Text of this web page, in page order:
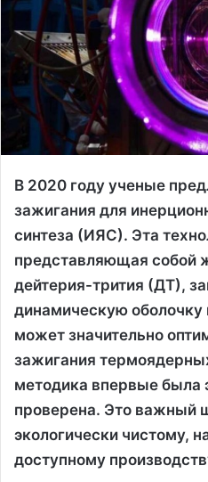
В 2020 году ученые
зажигания для
синтеза (ИЯС). Эта
представляющая собой
дейтерия-трития (ДТ),
динамическую оболочку
может значительно
зажигания
методика впервые была
проверена. Это важный
экологически чистому,
доступному